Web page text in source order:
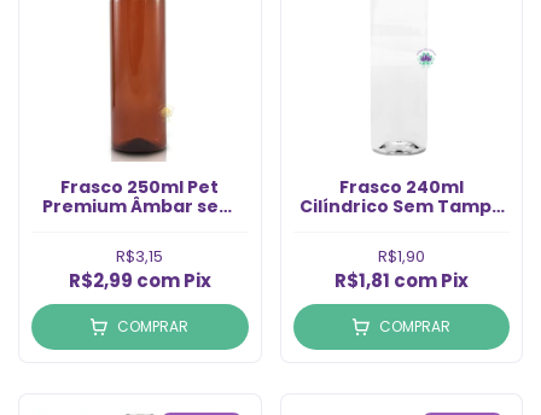
Frasco 250ml Pet
Premium Âmbar sem
(1un)
R$3,15
R$2,99 com Pix
COMPRAR
Frasco 240ml
Cilíndrico Sem Tampa
R$1,90
R$1,81 com Pix
COMPRAR